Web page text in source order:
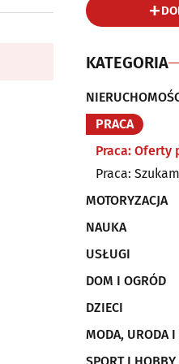
KATEGORIA
PRACA
Praca: Oferty
Praca:
MOTORYZACJA
NAUKA
USŁUGI
DOM I OGRÓD
DZIECI
MODA, URODA I